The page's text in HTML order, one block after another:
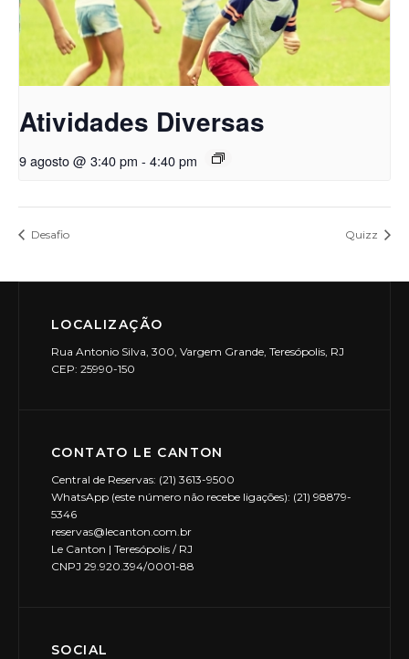
Atividades Diversas
9 agosto @ 3:40 pm - 4:40 pm
Desafio Quizz
LOCALIZAÇÃO
Rua Antonio Silva, 300, Vargem Grande, Teresópolis, RJ
CEP: 25990-150
CONTATO LE CANTON
Central de Reservas: (21) 3613-9500
WhatsApp (este número não recebe ligações): (21) 98879-
5346
reservas@lecanton.com.br
Le Canton | Teresópolis / RJ
CNPJ 29.920.394/0001-88
SOCIAL